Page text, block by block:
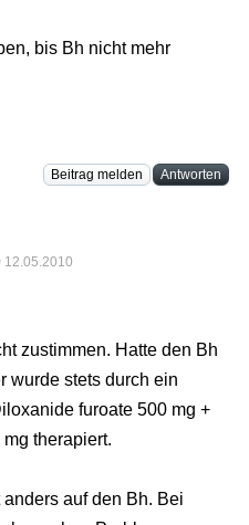
bis Bh nicht mehr
Beitrag melden Antworten
12.05.2010
zustimmen. Hatte den Bh
wurde stets durch ein
furoate 500 mg +
therapiert.
auf den Bh. Bei